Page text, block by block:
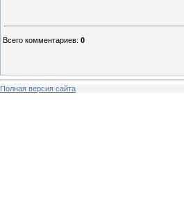
Всего комментариев: 0
Полная версия сайта